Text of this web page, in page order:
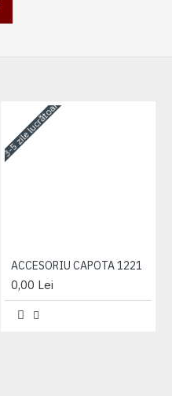
3-5 zile lucrătoare
ACCESORIU CAPOTA 1221
0,00 Lei